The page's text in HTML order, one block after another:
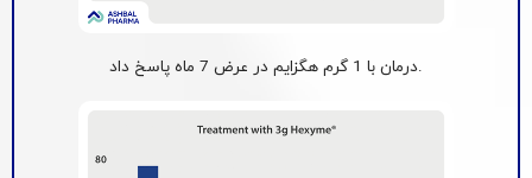
.درمان با 1 گرم هگزایم در عرض 7 ماه پاسخ داد